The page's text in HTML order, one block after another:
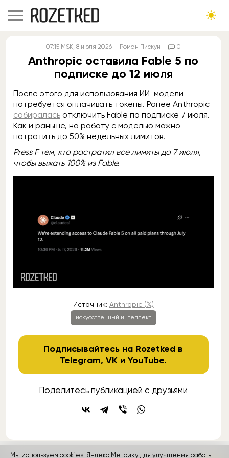
07:15 MSK, 8 июля 2026 Роман Пискун 0
Anthropic оставила Fable 5 по
подписке до 12 июля
После этого для использования ИИ-модели
потребуется оплачивать токены. Ранее Anthropic
собиралась отключить Fable по подписке 7 июля.
Как и раньше, на работу с моделью можно
потратить до 50% недельных лимитов.
Press F тем, кто растратил все лимиты до 7 июля,
чтобы выжать 100% из Fable.
Источник: Anthropic (𝕏)
искусственный интеллект
Подписывайтесь на Rozetked в
Telegram,VK иYouTube.
Поделитесь публикацией с друзьями
Мы используем cookies, Яндекс Метрику для улучшения работы